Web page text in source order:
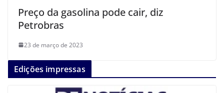
Preço da gasolina pode cair, diz
Petrobras
23 de março de 2023
Edições impressas